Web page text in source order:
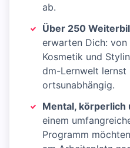
ab.
Über 250
erwarten Dich:
Kosmetik und
dm-Lernwelt lernst
ortsunabhängig.
Mental, körperlich
einem
Programm